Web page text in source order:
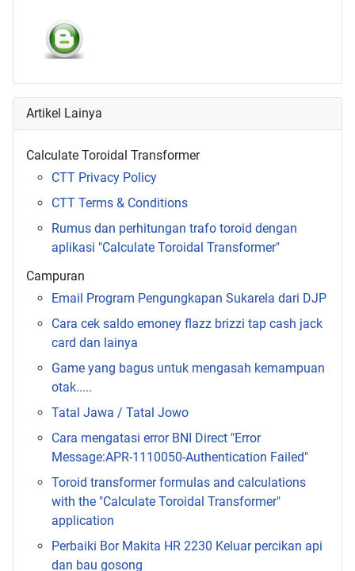
Artikel Lainya
Calculate Toroidal Transformer
CTT Privacy Policy
CTT Terms & Conditions
Rumus dan perhitungan trafo toroid dengan
aplikasi "Calculate Toroidal Transformer"
Campuran
Email Program Pengungkapan Sukarela dari DJP
Cara cek saldo emoney flazz brizzi tap cash jack
card dan lainya
Game yang bagus untuk mengasah kemampuan
otak.....
Tatal Jawa / Tatal Jowo
Cara mengatasi error BNI Direct "Error
Message:APR-1110050-Authentication Failed"
Toroid transformer formulas and calculations
with the "Calculate Toroidal Transformer"
application
Perbaiki Bor Makita HR 2230 Keluar percikan api
dan bau gosong